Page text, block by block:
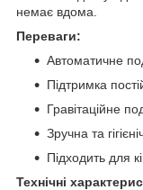
немає вдома.
Переваги:
Автоматичне
Підтримка
Гравітаційне
Зручна та
Підходить для
Технічні